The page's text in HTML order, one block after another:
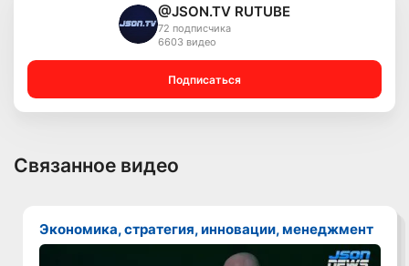
@JSON.TV RUTUBE
72 подписчика
6603 видео
Подписаться
Связанное видео
Экономика, стратегия, инновации, менеджмент